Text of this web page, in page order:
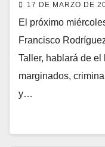
17 DE MARZO DE
El próximo
Francisco
Taller, hablará de
marginados,
y…